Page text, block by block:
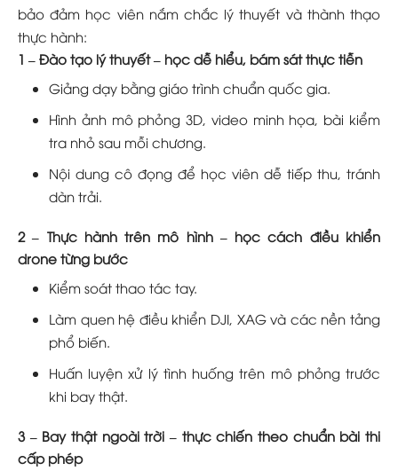
bảo đảm học viên nắm chắc lý thuyết và thành thạo
thực hành:
1 – Đào tạo lý thuyết – học dễ hiểu, bám sát thực tiễn
Giảng dạy bằng giáo trình chuẩn quốc gia.
Hình ảnh mô phỏng 3D, video minh họa, bài kiểm
tra nhỏ sau mỗi chương.
Nội dung cô đọng để học viên dễ tiếp thu, tránh
dàn trải.
2 – Thực hành trên mô hình – học cách điều khiển
drone từng bước
Kiểm soát thao tác tay.
Làm quen hệ điều khiển DJI, XAG và các nền tảng
phổ biến.
Huấn luyện xử lý tình huống trên mô phỏng trước
khi bay thật.
3 – Bay thật ngoài trời – thực chiến theo chuẩn bài thi
cấp phép